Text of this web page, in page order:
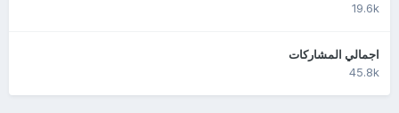
19.6k
اجمالي المشاركات
45.8k